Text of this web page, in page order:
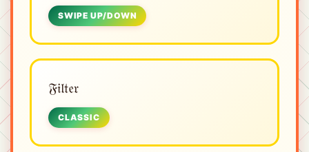
SWIPE UP/DOWN
𝔉𝔦𝔩𝔱𝔢𝔯
CLASSIC